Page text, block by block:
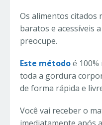
Os alimentos citados
baratos e acessíveis
preocupe.
Este métodoé
toda a gordura
de forma rápida e
Você vai receber o